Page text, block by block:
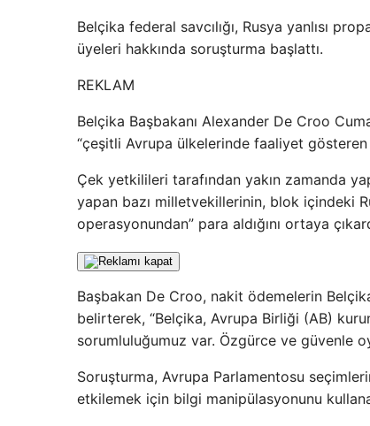
Belçika federal savcılığı, Rusya yanlısı
üyeleri hakkında soruşturma başlattı.
REKLAM
Belçika Başbakanı Alexander De Croo
“çeşitli Avrupa ülkelerinde faaliyet gösteren
Çek yetkilileri tarafından yakın zamanda
yapan bazı milletvekillerinin, blok içindeki
operasyonundan” para aldığını ortaya
Başbakan De Croo, nakit ödemelerin
belirterek, “Belçika, Avrupa Birliği (AB)
sorumluluğumuz var. Özgürce ve güvenle
Soruşturma, Avrupa Parlamentosu
etkilemek için bilgi manipülasyonunu